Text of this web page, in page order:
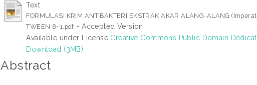
Text
FORMULASI KRIM ANTIBAKTERI EKSTRAK AKAR ALANG-ALANG
TWEEN 8~1.pdf- Accepted Version
Available under License Creative Commons Public Domain
Download (3MB)
Abstract